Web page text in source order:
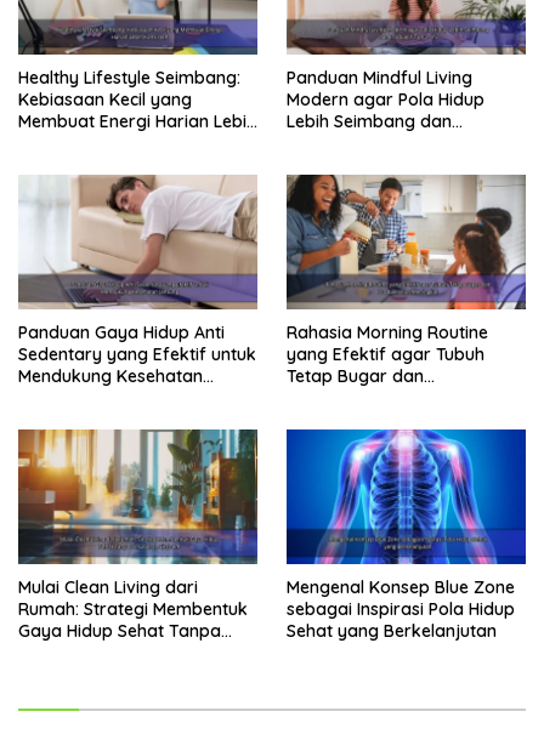
Healthy Lifestyle Seimbang:
Kebiasaan Kecil yang
Membuat Energi Harian Lebih
Panduan Mindful Living
Modern agar Pola Hidup
Lebih Seimbang dan
Panduan Gaya Hidup Anti
Sedentary yang Efektif untuk
Mendukung Kesehatan
Rahasia Morning Routine
yang Efektif agar Tubuh
Tetap Bugar dan
Mulai Clean Living dari
Rumah: Strategi Membentuk
Gaya Hidup Sehat Tanpa
Mengenal Konsep Blue Zone
sebagai Inspirasi Pola Hidup
Sehat yang Berkelanjutan